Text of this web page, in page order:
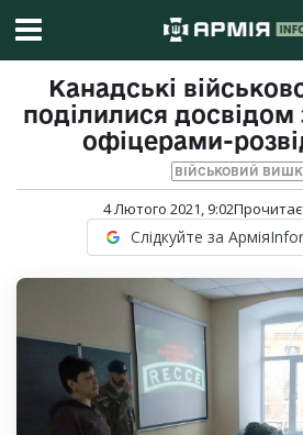
Канадські
поділилися досвідом
офіцерами-
ВІЙСЬКОВИЙ
4 Лютого 2021, 9:02
Слідкуйте за